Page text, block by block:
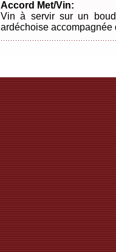
Accord Met/Vin:
Vin à servir sur un
ardéchoise accompagnée